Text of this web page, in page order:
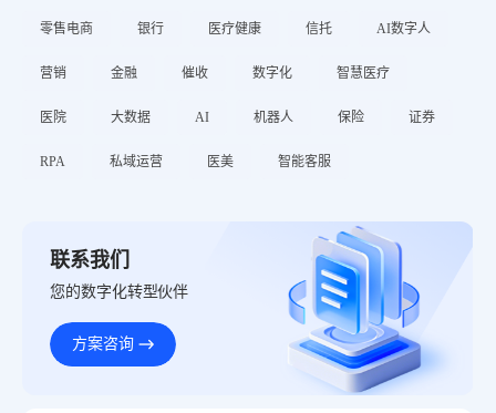
零售电商 银行 医疗健康 信托 AI数字人
营销 金融 催收 数字化 智慧医疗
医院 大数据 AI 机器人 保险 证券
RPA 私域运营 医美 智能客服
联系我们
您的数字化转型伙伴
方案咨询